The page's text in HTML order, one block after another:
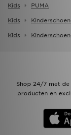
Kids PUMA
Kids
Kids
Shop 24/7 met
producten en